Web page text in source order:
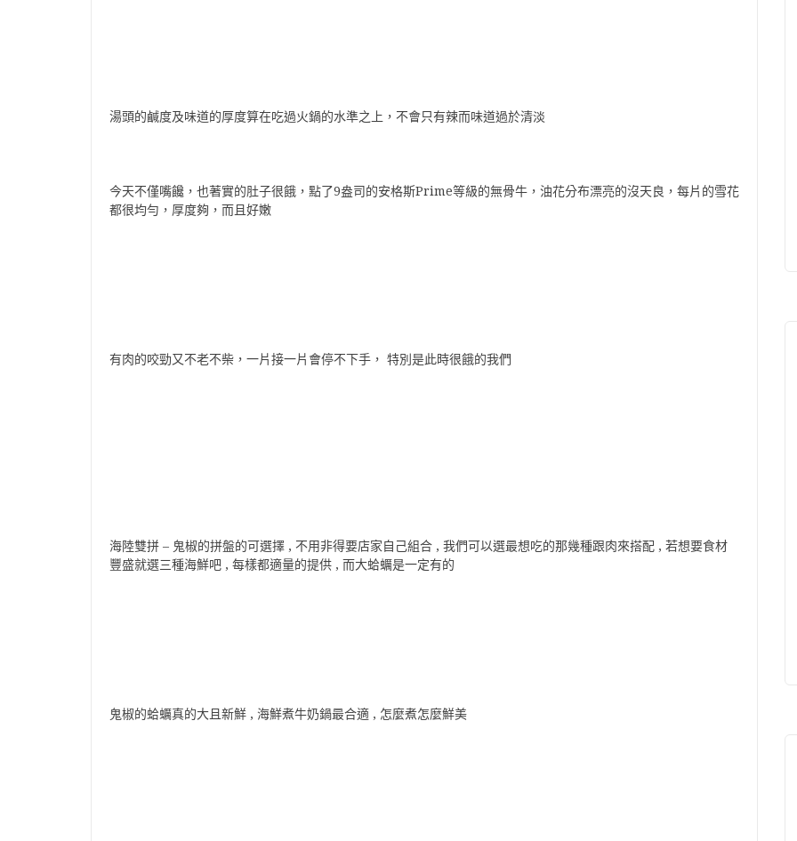
湯頭的鹹度及味道的厚度算在吃過火鍋的水準之上，不會只有辣而味道過於清淡
今天不僅嘴饞，也著實的肚子很餓，點了9盎司的安格斯Prime等級的無骨牛，油花分布漂亮的沒天良，每片的雪花
都很均勻，厚度夠，而且好嫩
有肉的咬勁又不老不柴，一片接一片會停不下手， 特別是此時很餓的我們
海陸雙拼 – 鬼椒的拼盤的可選擇 , 不用非得要店家自己組合 , 我們可以選最想吃的那幾種跟肉來搭配 , 若想要食材
豐盛就選三種海鮮吧 , 每樣都適量的提供 , 而大蛤蠣是一定有的
鬼椒的蛤蠣真的大且新鮮 , 海鮮煮牛奶鍋最合適 , 怎麼煮怎麼鮮美